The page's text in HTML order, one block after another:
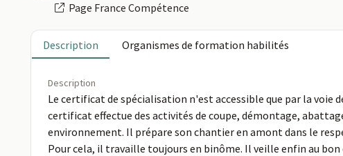
Page France Compétence
Description Organismes de formation habilités
Description
Le certificat de spécialisation n'est accessible que par la
certificat effectue des activités de coupe, démontage,
environnement. Il prépare son chantier en amont dans le
Pour cela, il travaille toujours en binôme. Il veille enfin au